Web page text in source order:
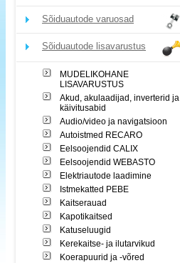
Sõiduautode varuosad
Sõiduautode lisavarustus
MUDELIKOHANE
LISAVARUSTUS
Akud, akulaadijad, inverterid ja
käivitusabid
Audio/video ja navigatsioon
Autoistmed RECARO
Eelsoojendid CALIX
Eelsoojendid WEBASTO
Elektriautode laadimine
Istmekatted PEBE
Kaitserauad
Kapotikaitsed
Katuseluugid
Kerekaitse- ja ilutarvikud
Koerapuurid ja -võred